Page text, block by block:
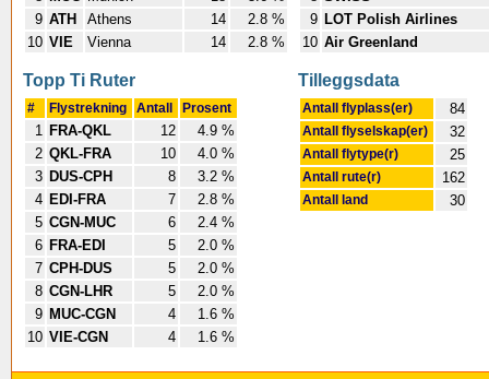
9 ATH Athens 14
2.8 %
10 VIE Vienna 14 2.8 %
9 LOT Polish Airlines
10 Air Greenland
Topp Ti Ruter
# Flystrekning Antall Prosent
1 FRA-QKL 12
4.9 %
2 QKL-FRA 10
4.0 %
3 DUS-CPH 8
3.2 %
4 EDI-FRA 7
2.8 %
5 CGN-MUC 6
2.4 %
6 FRA-EDI 5
2.0 %
7 CPH-DUS 5
2.0 %
8 CGN-LHR 5
2.0 %
9 MUC-CGN 4
1.6 %
10 VIE-CGN 4 1.6 %
Tilleggsdata
Antall flyplass(er) 84
Antall flyselskap(er) 32
Antall flytype(r) 25
Antall rute(r) 162
Antall land 30